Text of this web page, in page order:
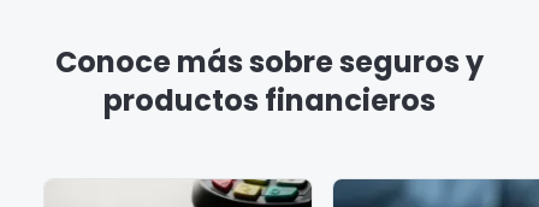
Conoce más sobre seguros y
productos financieros